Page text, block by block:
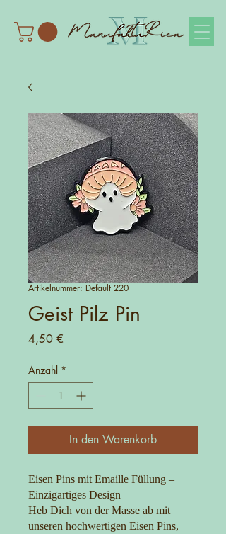
Artikelnummer: Default 220
Geist Pilz Pin
4,50 €
Anzahl *
In den Warenkorb
Eisen Pins mit Emaille Füllung –
Einzigartiges Design
Heb Dich von der Masse ab mit
unseren hochwertigen Eisen Pins,